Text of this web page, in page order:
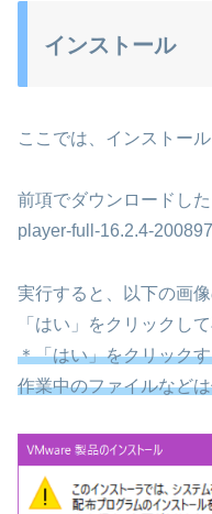
インストール
ここでは、インストール
前項でダウンロードし
player-full-16.2.4-
実行すると、以下の画
「はい」をクリックし
＊「はい」をクリック
作業中のファイルなど